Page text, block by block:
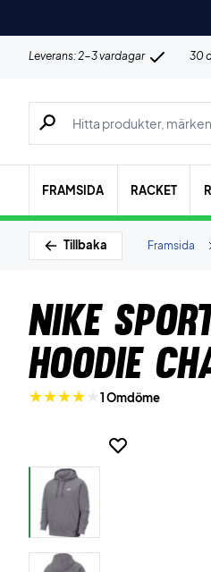
Leverans: 2-3 vardagar 30
Sök efter produkter,
FRAMSIDA RACKET
Tillbaka Framsida
Nike
Hoodie
1 Omdöme